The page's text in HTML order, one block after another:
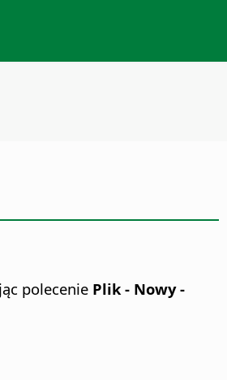
polecenie Plik - Nowy -